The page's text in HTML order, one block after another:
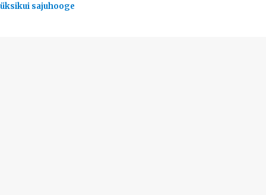
üksikui sajuhooge